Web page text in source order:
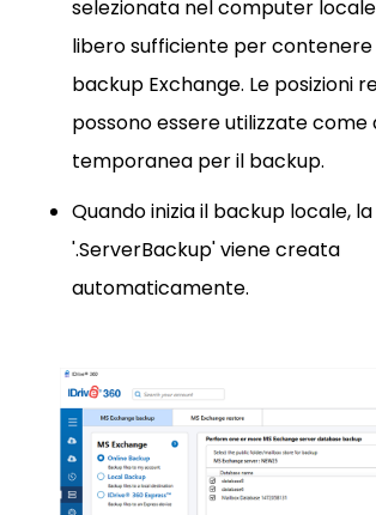
selezionata nel computer
libero sufficiente per contenere
backup Exchange. Le posizioni
possono essere utilizzate come
temporanea per il backup.
Quando inizia il backup locale,
'.ServerBackup' viene creata
automaticamente.